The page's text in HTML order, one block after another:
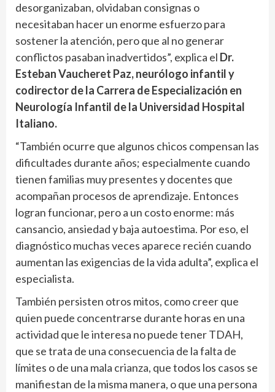
desorganizaban, olvidaban consignas o
necesitaban hacer un enorme esfuerzo para
sostener la atención, pero que al no generar
conflictos pasaban inadvertidos”, explica el Dr.
Esteban Vaucheret Paz, neurólogo infantil y
codirector de la Carrera de Especialización en
Neurología Infantil de la Universidad Hospital
Italiano.
“También ocurre que algunos chicos compensan las
dificultades durante años; especialmente cuando
tienen familias muy presentes y docentes que
acompañan procesos de aprendizaje. Entonces
logran funcionar, pero a un costo enorme: más
cansancio, ansiedad y baja autoestima. Por eso, el
diagnóstico muchas veces aparece recién cuando
aumentan las exigencias de la vida adulta”, explica el
especialista.
También persisten otros mitos, como creer que
quien puede concentrarse durante horas en una
actividad que le interesa no puede tener TDAH,
que se trata de una consecuencia de la falta de
límites o de una mala crianza, que todos los casos se
manifiestan de la misma manera, o que una persona